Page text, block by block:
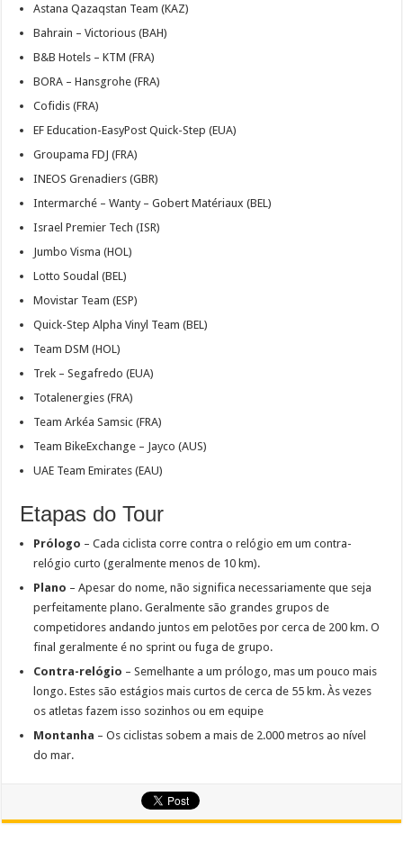
Astana Qazaqstan Team (KAZ)
Bahrain – Victorious (BAH)
B&B Hotels – KTM (FRA)
BORA – Hansgrohe (FRA)
Cofidis (FRA)
EF Education-EasyPost Quick-Step (EUA)
Groupama FDJ (FRA)
INEOS Grenadiers (GBR)
Intermarché – Wanty – Gobert Matériaux (BEL)
Israel Premier Tech (ISR)
Jumbo Visma (HOL)
Lotto Soudal (BEL)
Movistar Team (ESP)
Quick-Step Alpha Vinyl Team (BEL)
Team DSM (HOL)
Trek – Segafredo (EUA)
Totalenergies (FRA)
Team Arkéa Samsic (FRA)
Team BikeExchange – Jayco (AUS)
UAE Team Emirates (EAU)
Etapas do Tour
Prólogo – Cada ciclista corre contra o relógio em um contra-
relógio curto (geralmente menos de 10 km).
Plano – Apesar do nome, não significa necessariamente que seja
perfeitamente plano. Geralmente são grandes grupos de
competidores andando juntos em pelotões por cerca de 200 km. O
final geralmente é no sprint ou fuga de grupo.
Contra-relógio – Semelhante a um prólogo, mas um pouco mais
longo. Estes são estágios mais curtos de cerca de 55 km. Às vezes
os atletas fazem isso sozinhos ou em equipe
Montanha – Os ciclistas sobem a mais de 2.000 metros ao nível
do mar.